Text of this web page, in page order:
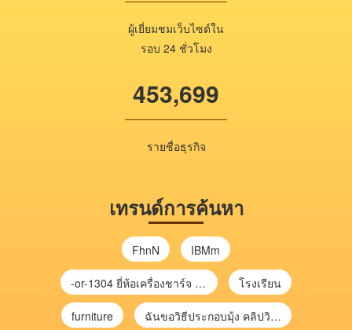
ผู้เยี่ยมชมเว็บไซต์ใน
รอบ 24 ชั่วโมง
453,699
รายชื่อธุรกิจ
เทรนด์การค้นหา
FhnN IBMm
-or-1304 ยี่ห้อเครื่องชาร์จ chargecore โรงเรียน
furniture ฉันขอวิธีประกอบมุ้ง คลิปวิดีโอ การประกอบมุ้ง